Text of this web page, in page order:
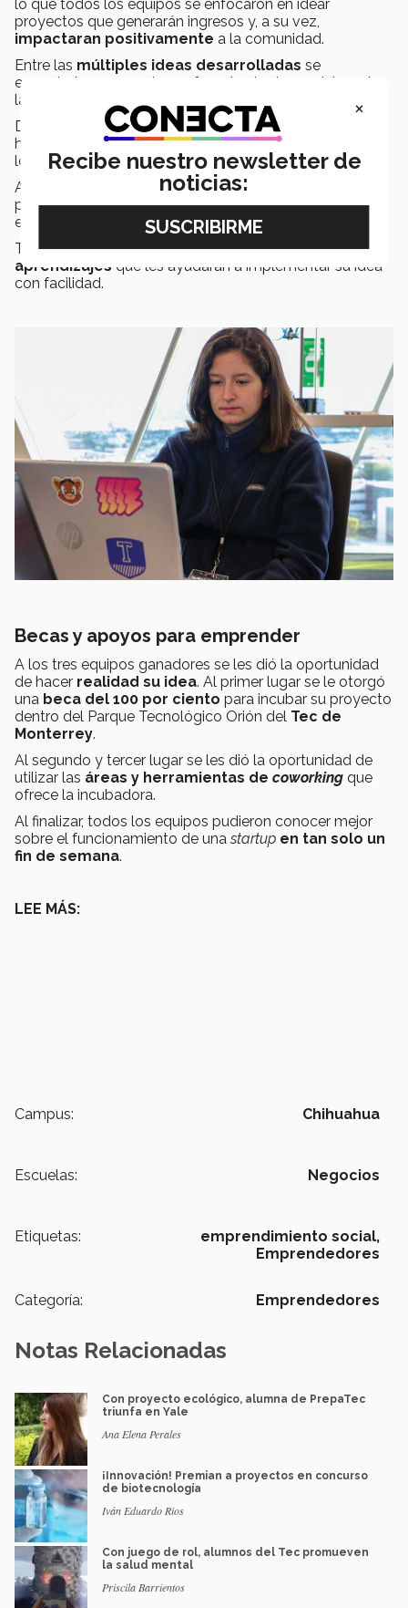
lo que todos los equipos se enfocaron en idear
proyectos que generarán ingresos y, a su vez,
impactaran positivamente a la comunidad.
Entre las múltiples ideas desarrolladas se
encontraban proyectos enfocados tanto en el área de
la
Desde prototipos para identificar la limpieza del agua
hasta proyectos que promueven el entretenimiento
local.
Al finalizar el evento,
todos los alumnos
participaron se llevaron consigo una idea de
emprendimiento consciente.
También se les brindaronherramientasy
aprendizajes que les ayudarán a implementar su idea
con facilidad.
Becas y apoyos para emprender
A los tres equipos ganadores se les dió la oportunidad
de hacer realidad su idea. Al primer lugar se le otorgó
una beca del 100 por ciento para incubar su proyecto
dentro del Parque Tecnológico Orión del Tec de
Monterrey.
Al segundo y tercer lugar se les dió la oportunidad de
utilizar las áreas y herramientas de coworking que
ofrece la incubadora.
Al finalizar, todos los equipos pudieron conocer mejor
sobre el funcionamiento de unastartup en tan solo un
fin de semana.
LEE MÁS:
Campus: Chihuahua
Escuelas: Negocios
Etiquetas:
emprendimiento social,
Emprendedores
Categoría: Emprendedores
Notas Relacionadas
Con proyecto ecológico, alumna de PrepaTec
triunfa en Yale
Ana Elena Perales
¡Innovación! Premian a proyectos en concurso
de biotecnología
Iván Eduardo Rios
Con juego de rol, alumnos del Tec promueven
la salud mental
Priscila Barrientos
×
Recibe nuestro newsletter de
noticias: